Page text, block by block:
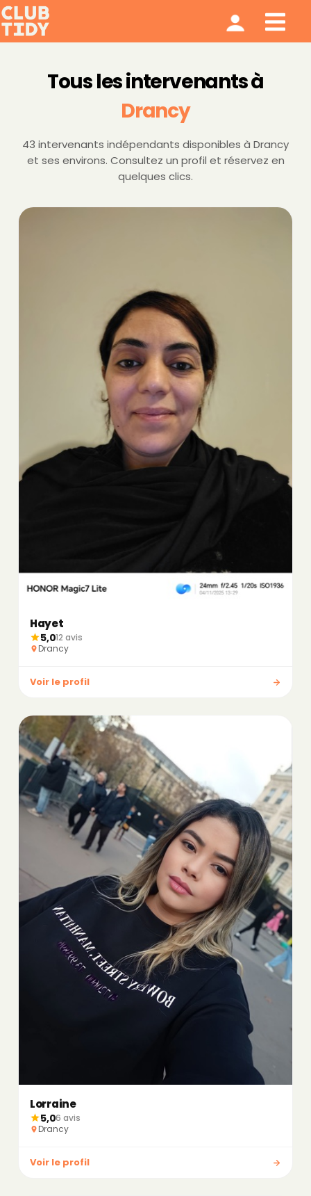
Tous les intervenants à
Drancy
43 intervenants indépendants disponibles à Drancy
et ses environs. Consultez un profil et réservez en
quelques clics.
Hayet
5,012 avis
Drancy
Voir le profil
Lorraine
5,06 avis
Drancy
Voir le profil